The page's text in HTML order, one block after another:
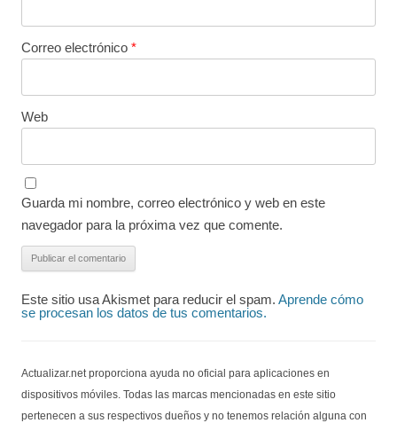
Correo electrónico *
Web
Guarda mi nombre, correo electrónico y web en este
navegador para la próxima vez que comente.
Este sitio usa Akismet para reducir el spam. Aprende cómo
se procesan los datos de tus comentarios.
Actualizar.net proporciona ayuda no oficial para aplicaciones en
dispositivos móviles. Todas las marcas mencionadas en este sitio
pertenecen a sus respectivos dueños y no tenemos relación alguna con